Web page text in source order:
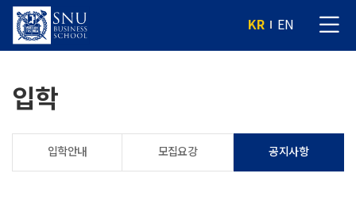
KR EN
입학
입학안내 모집요강 공지사항